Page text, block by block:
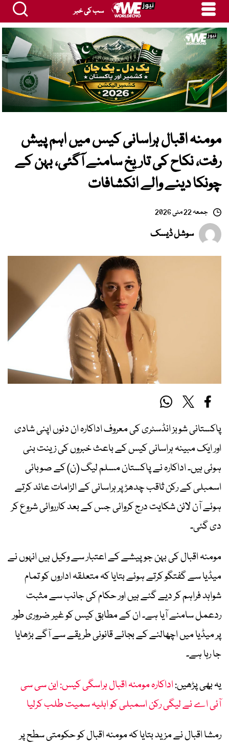
سب کی خبر
مومنہ اقبال ہراسانی کیس میں اہم پیش
رفت، نکاح کی تاریخ سامنے آگئی، بہن کے
چونکا دینے والے انکشافات
جمعہ 22 مئی 2026
سوشل ڈیسک
پاکستانی شوبز انڈسٹری کی معروف اداکارہ ان دنوں اپنی شادی
اور ایک مبینہ ہراسانی کیس کے باعث خبروں کی زینت بنی
ہوئی ہیں۔ اداکارہ نے پاکستان مسلم لیگ (ن) کے صوبائی
اسمبلی کے رکن ثاقب چدھڑ پر ہراسانی کے الزامات عائد کرتے
ہوئے آن لائن شکایت درج کروائی جس کے بعد کارروائی شروع کر
دی گئی۔
مومنہ اقبال کی بہن جو پیشے کے اعتبار سے وکیل ہیں انہوں نے
میڈیا سے گفتگو کرتے ہوئے بتایا کہ متعلقہ اداروں کو تمام
شواہد فراہم کر دیے گئے ہیں اور حکام کی جانب سے مثبت
ردعمل سامنے آیا ہے۔ ان کے مطابق کیس کو غیر ضروری طور
پر میڈیا میں اچھالنے کے بجائے قانونی طریقے سے آگے بڑھایا
جا رہا ہے۔
یہ بھی پڑھیں:اداکارہ مومنہ اقبال ہراسگی کیس: این سی سی
آئی اے نے لیگی رکن اسمبلی کو اہلیہ سمیت طلب کرلیا
رمشا اقبال نے مزید بتایا کہ مومنہ اقبال کو حکومتی سطح پر